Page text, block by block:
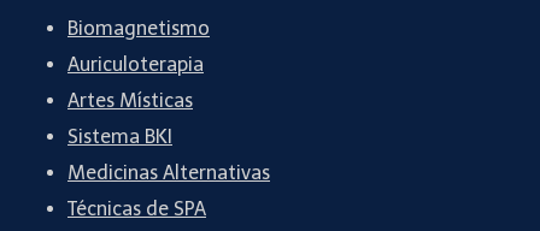
Biomagnetismo
Auriculoterapia
Artes Místicas
Sistema BKI
Medicinas Alternativas
Técnicas de SPA